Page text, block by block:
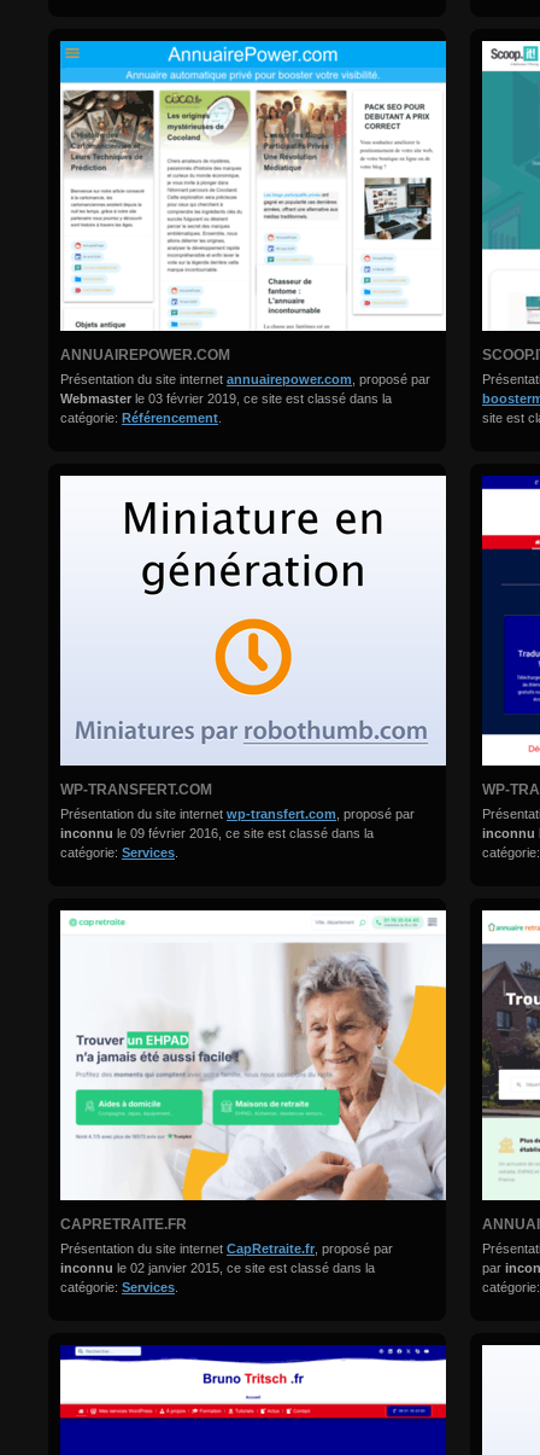
ANNUAIREPOWER.COM
Présentation du site internet annuairepower.com , proposé par
Webmaster le 03 février 2019, ce site est classé dans la
catégorie: Référencement
site est
WP-TRANSFERT.COM
Présentation du site internet wp-transfert.com , proposé par
inconnu le 09 février 2016, ce site est classé dans la
catégorie: Services
WP-
inconnu
CAPRETRAITE.FR
Présentation du site internet CapRetraite.fr , proposé par
inconnu le 02 janvier 2015, ce site est classé dans la
catégorie: Services
par